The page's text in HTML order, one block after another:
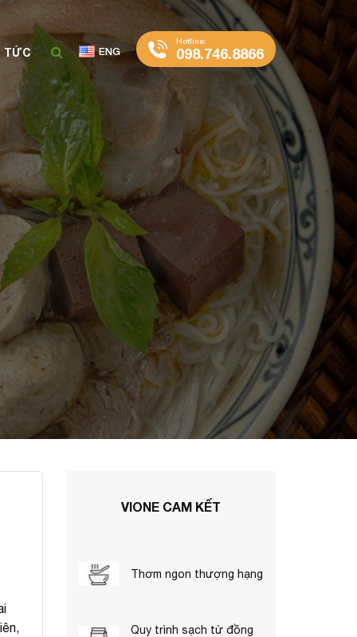
TỨC
Hotline:
098.746.8866
VIONE CAM KẾT
Thơm ngon thượng hạng
Quy trình sạch từ đồng